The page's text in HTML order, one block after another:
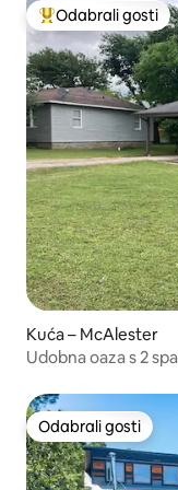
Među najviše
Odabrali gosti
Kuća – McAlester
Udobna oaza s 2
Odabrali gosti
Odabrali gosti